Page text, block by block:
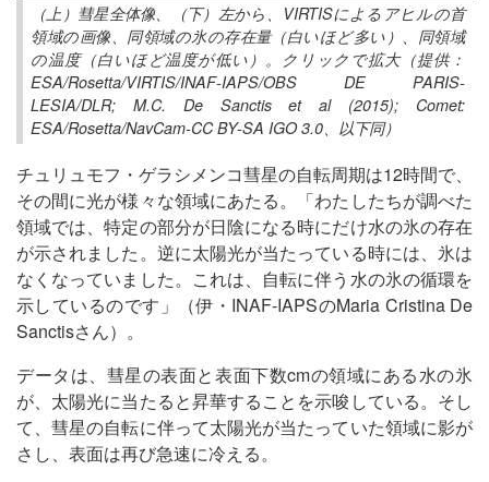
（上）彗星全体像、（下）左から、VIRTISによるアヒルの首
領域の画像、同領域の氷の存在量（白いほど多い）、同領域
の温度（白いほど温度が低い）。クリックで拡大（提供：
ESA/Rosetta/VIRTIS/INAF-IAPS/OBS DE PARIS-
LESIA/DLR; M.C. De Sanctis et al (2015); Comet:
ESA/Rosetta/NavCam-CC BY-SA IGO 3.0、以下同）
チュリュモフ・ゲラシメンコ彗星の自転周期は12時間で、
その間に光が様々な領域にあたる。「わたしたちが調べた
領域では、特定の部分が日陰になる時にだけ水の氷の存在
が示されました。逆に太陽光が当たっている時には、氷は
なくなっていました。これは、自転に伴う水の氷の循環を
示しているのです」（伊・INAF-IAPSのMaria Cristina De
Sanctisさん）。
データは、彗星の表面と表面下数cmの領域にある水の氷
が、太陽光に当たると昇華することを示唆している。そし
て、彗星の自転に伴って太陽光が当たっていた領域に影が
さし、表面は再び急速に冷える。